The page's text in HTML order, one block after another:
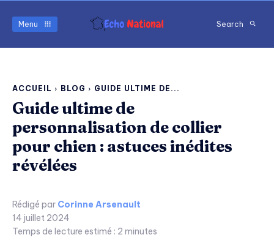
Menu Search
ACCUEIL BLOG GUIDE ULTIME DE...
Guide ultime de
personnalisation de collier
pour chien : astuces inédites
révélées
Rédigé par Corinne Arsenault
14 juillet 2024
Temps de lecture estimé : 2 minutes